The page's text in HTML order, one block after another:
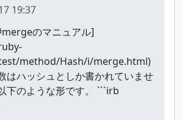
19:37
のマニュアル]
method/Hash/i/merge.html)
はハッシュとしか書かれていませ
下のような形です。 ```irb